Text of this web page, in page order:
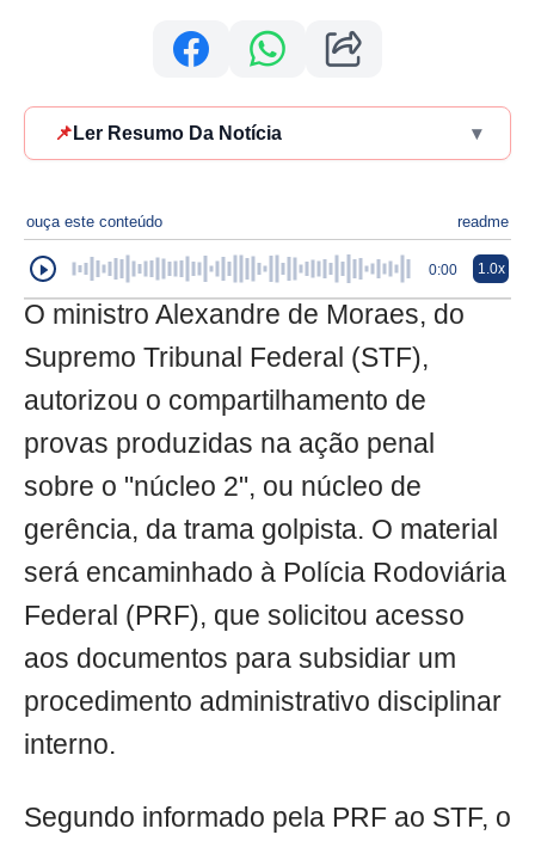
📌 Ler Resumo Da Notícia ▾
ouça este conteúdo readme
0:00 1.0x
O ministro Alexandre de Moraes, do
Supremo Tribunal Federal (STF),
autorizou o compartilhamento de
provas produzidas na ação penal
sobre o "núcleo 2", ou núcleo de
gerência, da trama golpista. O material
será encaminhado à Polícia Rodoviária
Federal (PRF), que solicitou acesso
aos documentos para subsidiar um
procedimento administrativo disciplinar
interno.
Segundo informado pela PRF ao STF, o